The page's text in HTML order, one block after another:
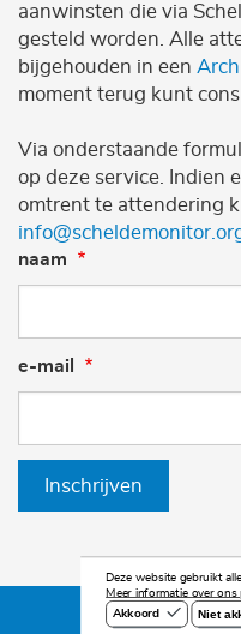
aanwinsten die via
gesteld worden. Alle
bijgehouden in een
moment terug kunt
Via onderstaande
op deze service. Indien
omtrent te attendering
naam
e-mail
Inschrijven
©2026
Deze website gebruikt
Meer informatie over ons
Akkoord
Niet